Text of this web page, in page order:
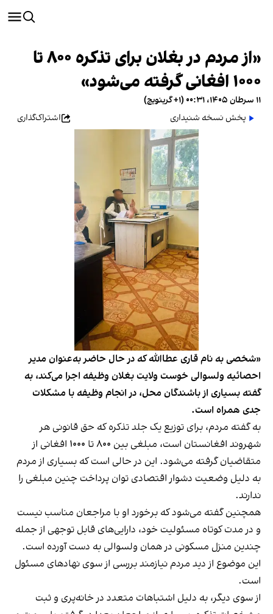
«از مردم در بغلان برای تذکره ۸۰۰ تا
۱۰۰۰ افغانی گرفته می‌شود»
۱۱ سرطان ۱۴۰۵، ۰۰:۳۱ (‎+۱ گرینویچ)
پخش نسخه شنیداری
اشتراک‌گذاری
«شخصی به نام قاری عطاالله که در حال حاضر به‌عنوان مدیر
احصائیه ولسوالی خوست ولایت بغلان وظیفه اجرا می‌کند، به
گفته بسیاری از باشندگان محل، در انجام وظیفه با مشکلات
جدی همراه است.
به گفته مردم، برای توزیع یک جلد تذکره که حق قانونی هر
شهروند افغانستان است، مبلغی بین ۸۰۰ تا ۱۰۰۰ افغانی از
متقاضیان گرفته می‌شود. این در حالی است که بسیاری از مردم
به دلیل وضعیت دشوار اقتصادی توان پرداخت چنین مبلغی را
ندارند.
همچنین گفته می‌شود که برخورد او با مراجعان مناسب نیست
و در مدت کوتاه مسئولیت خود، دارایی‌های قابل توجهی از جمله
چندین منزل مسکونی در همان ولسوالی به دست آورده است.
این موضوع از دید مردم نیازمند بررسی از سوی نهادهای مسئول
است.
از سوی دیگر، به دلیل اشتباهات متعدد در خانه‌پری و ثبت